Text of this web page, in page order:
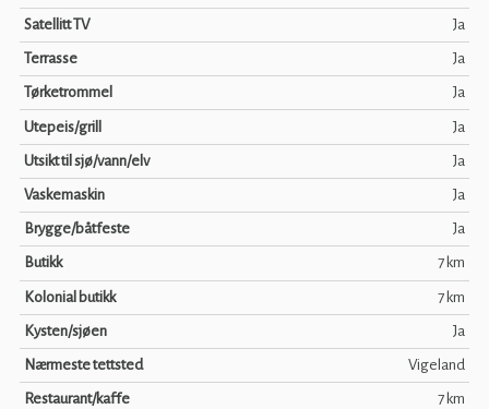
Satellitt TV Ja
Terrasse Ja
Tørketrommel Ja
Utepeis/grill Ja
Utsikt til sjø/vann/elv Ja
Vaskemaskin Ja
Brygge/båtfeste Ja
Butikk 7 km
Kolonial butikk 7 km
Kysten/sjøen Ja
Nærmeste tettsted Vigeland
Restaurant/kaffe 7 km